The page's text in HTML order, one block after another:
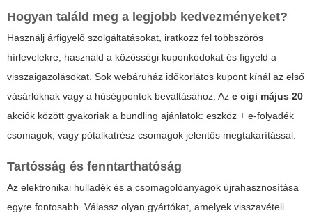
Hogyan találd meg a legjobb kedvezményeket?
Használj árfigyelő szolgáltatásokat, iratkozz fel többszörös
hírlevelekre, használd a közösségi kuponkódokat és figyeld a
visszaigazolásokat. Sok webáruház időkorlátos kupont kínál az első
vásárlóknak vagy a hűségpontok beváltásához. Az e cigi május 20
akciók között gyakoriak a bundling ajánlatok: eszköz + e-folyadék
csomagok, vagy pótalkatrész csomagok jelentős megtakarítással.
Tartósság és fenntarthatóság
Az elektronikai hulladék és a csomagolóanyagok újrahasznosítása
egyre fontosabb. Válassz olyan gyártókat, amelyek visszavételi